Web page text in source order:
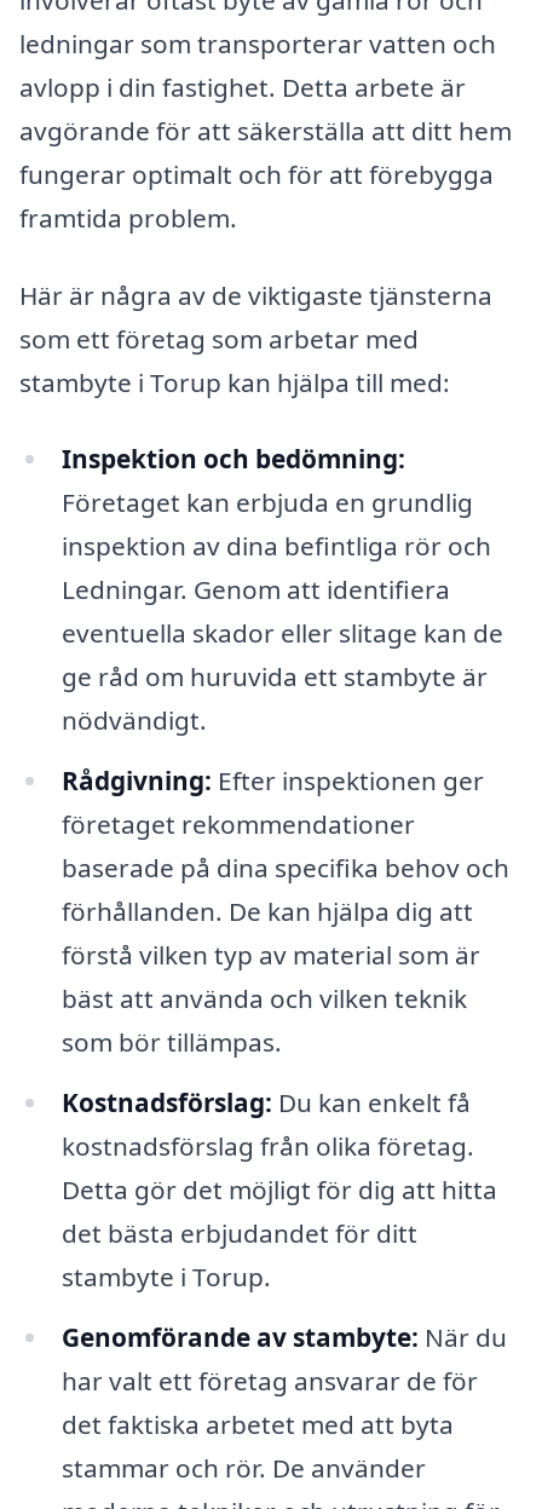
ledningar som transporterar vatten och
avlopp i din fastighet. Detta arbete är
avgörande för att säkerställa att ditt hem
fungerar optimalt och för att förebygga
framtida problem.
Här är några av de viktigaste tjänsterna
som ett företag som arbetar med
stambyte i Torup kan hjälpa till med:
Inspektion och bedömning:
Företaget kan erbjuda en grundlig
inspektion av dina befintliga rör och
Ledningar. Genom att identifiera
eventuella skador eller slitage kan de
ge råd om huruvida ett stambyte är
nödvändigt.
Rådgivning: Efter inspektionen ger
företaget rekommendationer
baserade på dina specifika behov och
förhållanden. De kan hjälpa dig att
förstå vilken typ av material som är
bäst att använda och vilken teknik
som bör tillämpas.
Kostnadsförslag: Du kan enkelt få
kostnadsförslag från olika företag.
Detta gör det möjligt för dig att hitta
det bästa erbjudandet för ditt
stambyte i Torup.
Genomförande av stambyte: När du
har valt ett företag ansvarar de för
det faktiska arbetet med att byta
stammar och rör. De använder